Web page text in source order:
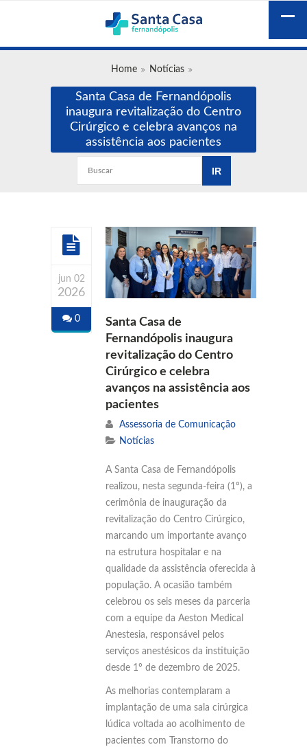
Home Notícias
Santa Casa de Fernandópolis
inaugura revitalização do Centro
Cirúrgico e celebra avanços na
assistência aos pacientes
jun 02
2026
0
Santa Casa de
Fernandópolis inaugura
revitalização do Centro
Cirúrgico e celebra
avanços na assistência aos
pacientes
Assessoria de Comunicação
Notícias
A Santa Casa de Fernandópolis
realizou, nesta segunda-feira (1º), a
cerimônia de inauguração da
revitalização do Centro Cirúrgico,
marcando um importante avanço
na estrutura hospitalar e na
qualidade da assistência oferecida à
população. A ocasião também
celebrou os seis meses da parceria
com a equipe da Aeston Medical
Anestesia, responsável pelos
serviços anestésicos da instituição
desde 1º de dezembro de 2025.
As melhorias contemplaram a
implantação de uma sala cirúrgica
lúdica voltada ao acolhimento de
pacientes com Transtorno do